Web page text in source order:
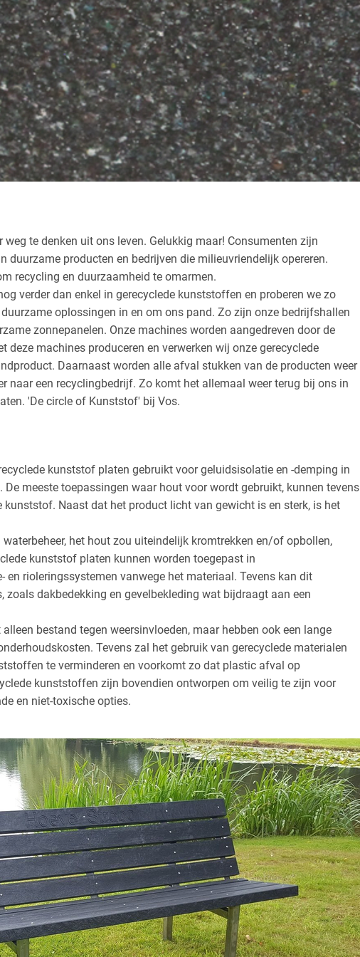
te denken uit ons leven. Gelukkig maar! Consumenten zijn
duurzame producten en bedrijven die milieuvriendelijk opereren.
recycling en duurzaamheid te omarmen.
verder dan enkel in gerecyclede kunststoffen en proberen we zo
oplossingen in en om ons pand. Zo zijn onze bedrijfshallen
zonnepanelen. Onze machines worden aangedreven door de
deze machines produceren en verwerken wij onze gerecyclede
Daarnaast worden alle afval stukken van de producten weer
naar een recyclingbedrijf. Zo komt het allemaal weer terug bij ons in
'De circle of Kunststof' bij Vos.
kunststof platen gebruikt voor geluidsisolatie en -demping in
meeste toepassingen waar hout voor wordt gebruikt, kunnen tevens
kunststof. Naast dat het product licht van gewicht is en sterk, is het
het hout zou uiteindelijk kromtrekken en/of opbollen,
kunststof platen kunnen worden toegepast in
en rioleringssystemen vanwege het materiaal. Tevens kan dit
zoals dakbedekking en gevelbekleding wat bijdraagt aan een
bestand tegen weersinvloeden, maar hebben ook een lange
Tevens zal het gebruik van gerecyclede materialen
te verminderen en voorkomt zo dat plastic afval op
kunststoffen zijn bovendien ontworpen om veilig te zijn voor
en niet-toxische opties.